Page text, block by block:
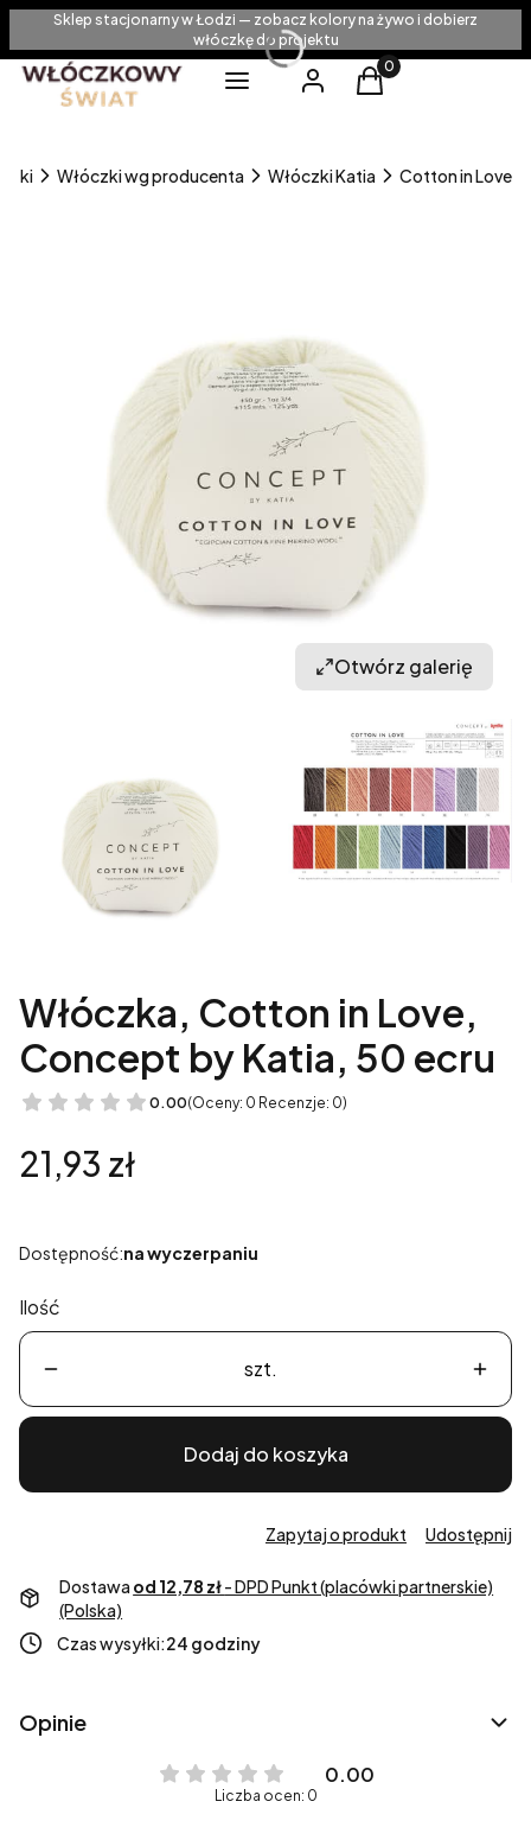
Sklep stacjonarny w Łodzi — zobacz kolory na żywo i dobierz
włóczkę do projektu
Menu
Zaloguj sięProdukty w
Koszyk
Włóczki wg producenta Włóczki Katia Cotton in Love
Otwórz galerię
Włóczka, Cotton in Love,
Concept by Katia, 50 ecru
0.00(Oceny: 0 Recenzje: 0)
Cena
21,93 zł
Dostępność:na wyczerpaniu
Ilość
szt.
Dodaj do koszyka
Zapytaj o produkt Udostępnij
Dostawa od 12,78 zł- DPD Punkt (placówki partnerskie)
(Polska)
Czas wysyłki:24 godziny
Opinie
0.00
Liczba ocen: 0